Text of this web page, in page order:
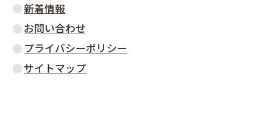
新着情報
お問い合わせ
プライバシーポリシー
サイトマップ